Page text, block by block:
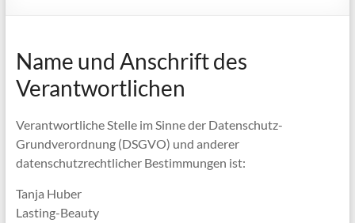
Name und Anschrift des
Verantwortlichen
Verantwortliche Stelle im Sinne der Datenschutz-
Grundverordnung (DSGVO) und anderer
datenschutzrechtlicher Bestimmungen ist:
Tanja Huber
Lasting-Beauty